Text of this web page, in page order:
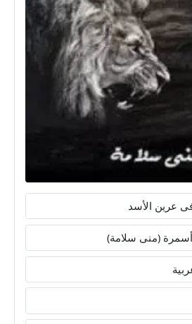
عرين الأسد
أسمرة (منى سلامة)